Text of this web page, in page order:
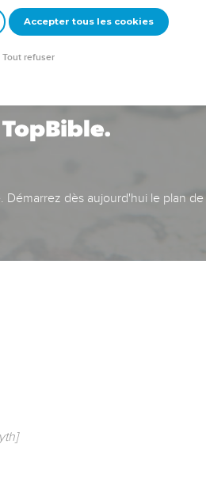
dès aujourd'hui le plan
Accepter tous les cookies
Tout refuser